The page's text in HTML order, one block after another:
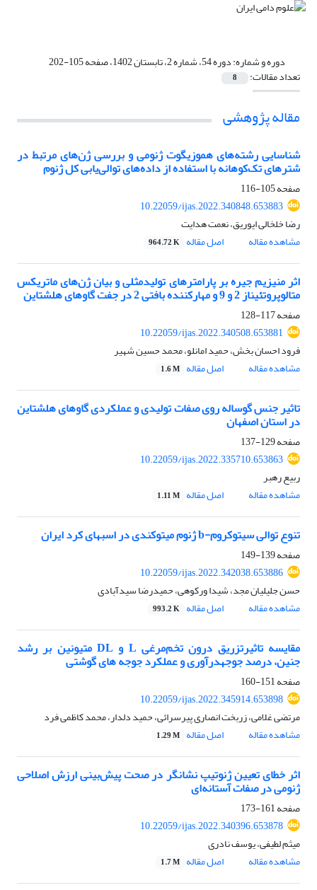
دوره و شماره:دوره 54، شماره 2، تابستان 1402، صفحه 105-202
تعداد مقالات: 8
مقاله پژوهشی
شناسایی رشته‌های هموزیگوت ژنومی و بررسی ژن‌های مرتبط در
شترهای تک‌کوهانه با استفاده از داده‌های توالی‌یابی کل ژنوم
صفحه105-116
10.22059/ijas.2022.340848.653883
رضا خلخالی ایوریق، نعمت هدایت
مشاهده مقاله
اصل مقاله 964.72 K
اثر منیزیم جیره بر پارامترهای تولیدمثلی و بیان ژن‌های ماتریکس
متالوپروتئیناز 2 و 9 و مهارکننده بافتی 2 در جفت گاوهای هلشتاین
صفحه117-128
10.22059/ijas.2022.340508.653881
فرود احسان بخش، حمید امانلو، محمد حسین شهیر
مشاهده مقاله
اصل مقاله 1.6 M
تاثیر جنس گوساله روی صفات تولیدی و عملکردی گاوهای هلشتاین
در استان اصفهان
صفحه129-137
10.22059/ijas.2022.335710.653863
ربیع رهبر
مشاهده مقاله
اصل مقاله 1.11 M
تنوع توالی سیتوکروم-b ژنوم میتوکندی در اسبهای کرد ایران
صفحه139-149
10.22059/ijas.2022.342038.653886
حسن جلیلیان مجد، شیدا ورکوهی، حمیدرضا سیدآبادی
مشاهده مقاله
اصل مقاله 993.2 K
مقایسه تاثیرتزریق درون تخم‌مرغی L و DL متیونین بر رشد
جنین، درصد جوجهدرآوری و عملکرد جوجه های گوشتی
صفحه151-160
10.22059/ijas.2022.345914.653898
مرتضی غلامی، زربخت انصاری پیرسرائی، حمید دلدار، محمد کاظمی فرد
مشاهده مقاله
اصل مقاله 1.29 M
اثر خطای تعیین ژنوتیپ نشانگر در صحت پیش‌بینی ارزش اصلاحی
ژنومی در صفات آستانه‌ای
صفحه161-173
10.22059/ijas.2022.340396.653878
میثم لطیفی، یوسف نادری
مشاهده مقاله
اصل مقاله 1.7 M